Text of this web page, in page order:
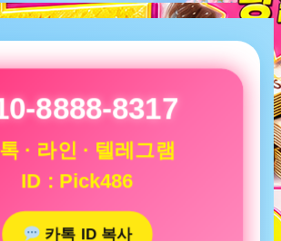
8888-8317
· 라인 · 텔레그램
ID : Pick486
카톡 ID 복사